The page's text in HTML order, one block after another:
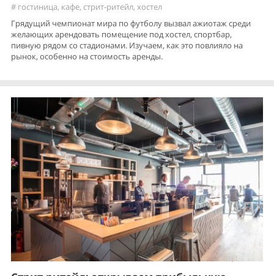
# гостиница, кафе, стрит-ритейл, хостел
Грядущий чемпионат мира по футболу вызвал ажиотаж среди
желающих арендовать помещение под хостел, спортбар,
пивную рядом со стадионами. Изучаем, как это повлияло на
рынок, особенно на стоимость аренды.